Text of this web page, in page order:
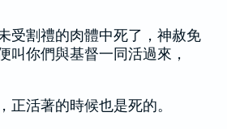
受割禮的肉體中死了，神赦免
叫你們與基督一同活過來，
正活著的時候也是死的。